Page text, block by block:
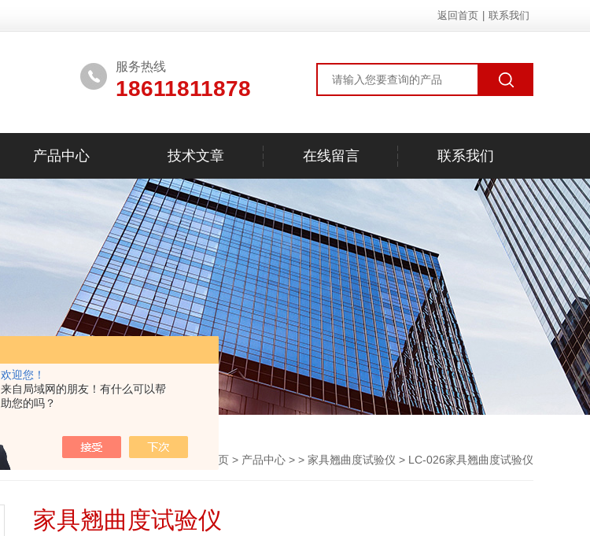
欢迎您！
来自局域网的朋友！有什么可以帮
助您的吗？
返回首页 联系我们
服务热线
18611811878
产品中心 技术文章 在线留言 联系我们
首页 > 产品中心 > > 家具翘曲度试验仪 > LC-026家具翘曲度试验仪
家具翘曲度试验仪